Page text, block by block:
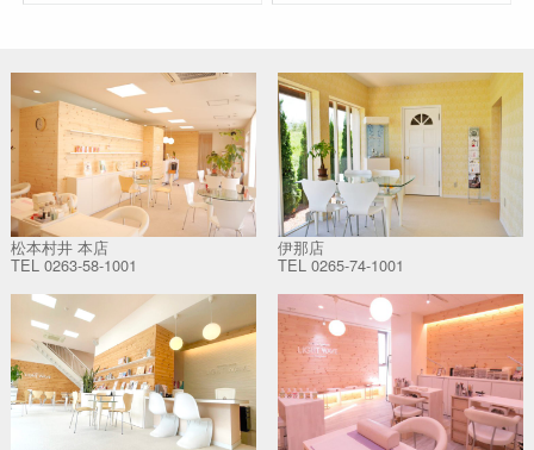
松本村井 本店
TEL 0263-58-1001
伊那店
TEL 0265-74-1001